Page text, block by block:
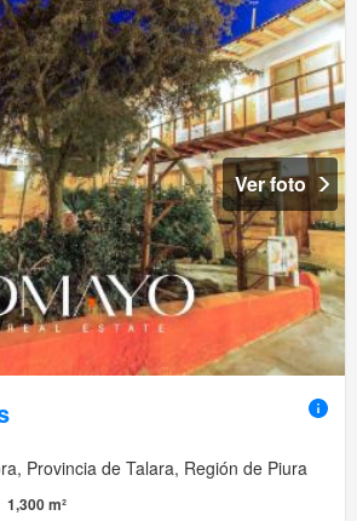
Ver foto
Provincia de Talara, Región de Piura
1,300 m²